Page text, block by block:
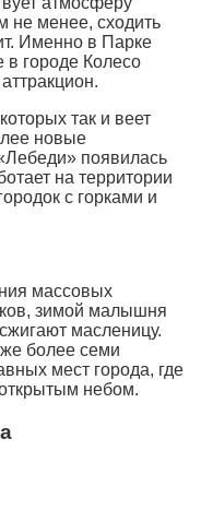
не менее, сходить
Именно в Парке
в городе Колесо
так и веет
новые
появилась
на территории
с горками и
массовых
зимой малышня
масленицу.
более семи
мест города, где
небом.